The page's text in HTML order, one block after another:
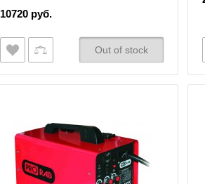
10720 руб.
Out of stock